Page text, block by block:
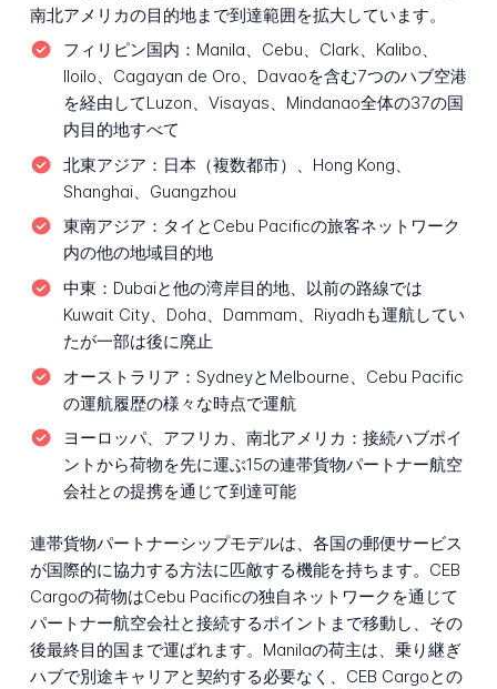
南北アメリカの目的地まで到達範囲を拡大しています。
フィリピン国内： Manila、Cebu、Clark、Kalibo、
Iloilo、Cagayan de Oro、Davaoを含む7つのハブ空港
を経由してLuzon、Visayas、Mindanao全体の37の国
内目的地すべて
北東アジア： 日本（複数都市）、Hong Kong、
Shanghai、Guangzhou
東南アジア： タイとCebu Pacificの旅客ネットワーク
内の他の地域目的地
中東： Dubaiと他の湾岸目的地、以前の路線では
Kuwait City、Doha、Dammam、Riyadhも運航してい
たが一部は後に廃止
オーストラリア： SydneyとMelbourne、Cebu Pacific
の運航履歴の様々な時点で運航
ヨーロッパ、アフリカ、南北アメリカ： 接続ハブポイ
ントから荷物を先に運ぶ15の連帯貨物パートナー航空
会社との提携を通じて到達可能
連帯貨物パートナーシップモデルは、各国の郵便サービス
が国際的に協力する方法に匹敵する機能を持ちます。CEB
Cargoの荷物はCebu Pacificの独自ネットワークを通じて
パートナー航空会社と接続するポイントまで移動し、その
後最終目的国まで運ばれます。Manilaの荷主は、乗り継ぎ
ハブで別途キャリアと契約する必要なく、CEB Cargoとの